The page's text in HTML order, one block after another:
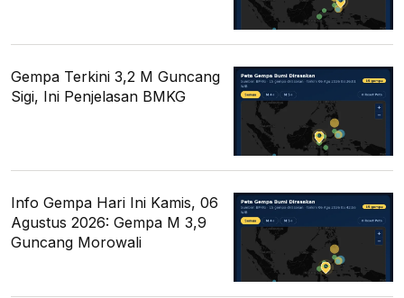
Gempa Terkini 3,2 M Guncang
Sigi, Ini Penjelasan BMKG
Info Gempa Hari Ini Kamis, 06
Agustus 2026: Gempa M 3,9
Guncang Morowali